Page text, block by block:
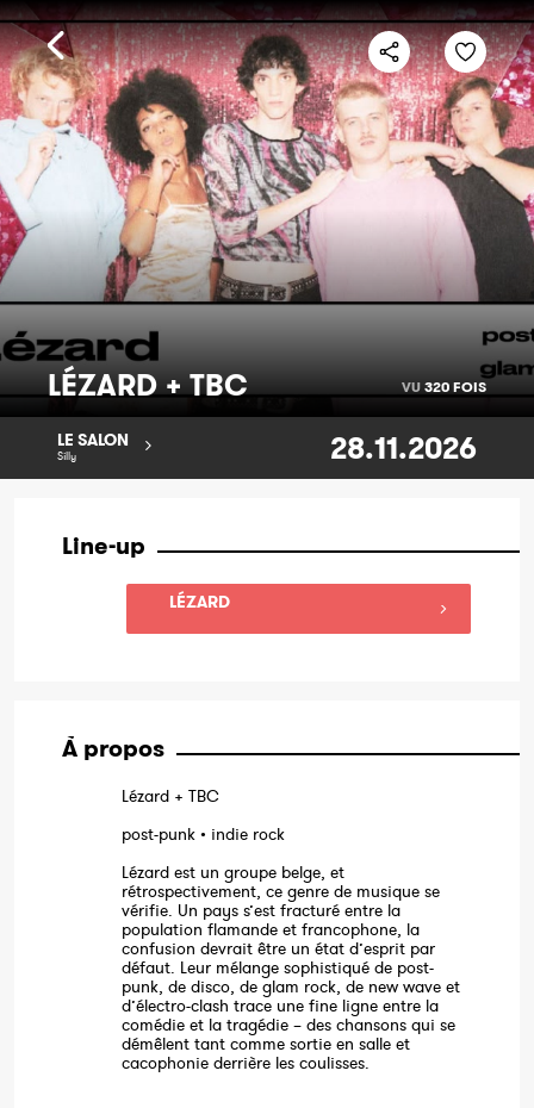
LÉZARD + TBC VU 320 FOIS
LE SALON
Silly 28.11.2026
Line-up
LÉZARD
À propos
Lézard + TBC
post-punk • indie rock
Lézard est un groupe belge, et
rétrospectivement, ce genre de musique se
vérifie. Un pays s’est fracturé entre la
population flamande et francophone, la
confusion devrait être un état d’esprit par
défaut. Leur mélange sophistiqué de post-
punk, de disco, de glam rock, de new wave et
d’électro-clash trace une fine ligne entre la
comédie et la tragédie – des chansons qui se
démêlent tant comme sortie en salle et
cacophonie derrière les coulisses.